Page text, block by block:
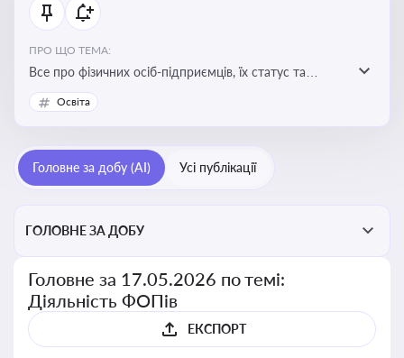
ПРО ЩО ТЕМА:
Все про фізичних осіб-підприємців, їх статус та
діяльність. Зміни в законодавстві, що стосуються
роботи ФОПів
Освіта
Головне за добу (AI) Усі публікації
ГОЛОВНЕ ЗА ДОБУ
Головне за 17.05.2026 по темі:
Діяльність ФОПів
ЕКСПОРТ